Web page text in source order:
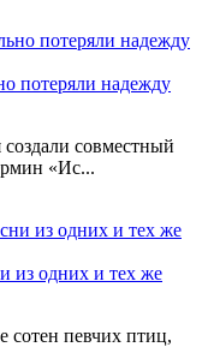
потеряли надежду
совместный
«Ис...
из одних и тех же
сотен певчих птиц,